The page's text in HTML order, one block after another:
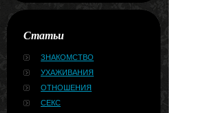
Статьи
ЗНАКОМСТВО
УХАЖИВАНИЯ
ОТНОШЕНИЯ
СЕКС